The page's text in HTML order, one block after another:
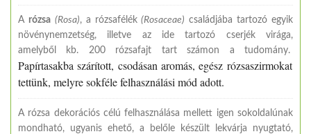
A rózsa (Rosa), a rózsafélék(Rosaceae) családjába tartozó egyik
növénynemzetség, illetve az ide tartozó cserjék virága,
amelyből kb. 200 rózsafajt tart számon a tudomány.
Papírtasakba szárított, csodásan aromás, egész rózsaszirmokat
tettünk, melyre sokféle felhasználási mód adott.
A rózsa dekorációs célú felhasználása mellett igen sokoldalúnak
mondható, ugyanis ehető, a belőle készült lekvárja nyugtató,